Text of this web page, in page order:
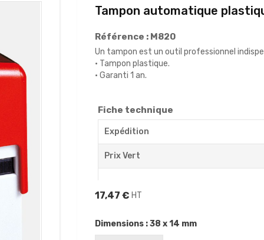
Tampon automatique
Référence : M820
Un tampon est un outil professionnel
• Tampon plastique.
• Garanti 1 an.
Fiche technique
Expédition
Prix Vert
17,47 € HT
Dimensions : 38 x 14 mm